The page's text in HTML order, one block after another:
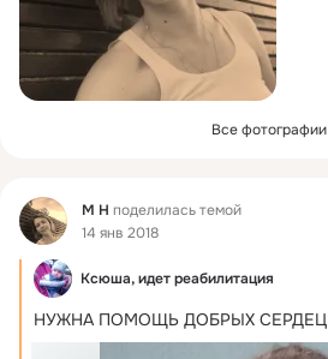
Все фотографии
Фид М Н поделилась темой
14 янв 2018
Ксюша, идет реабилитация
НУЖНА ПОМОЩЬ ДОБРЫХ СЕРДЕЦ